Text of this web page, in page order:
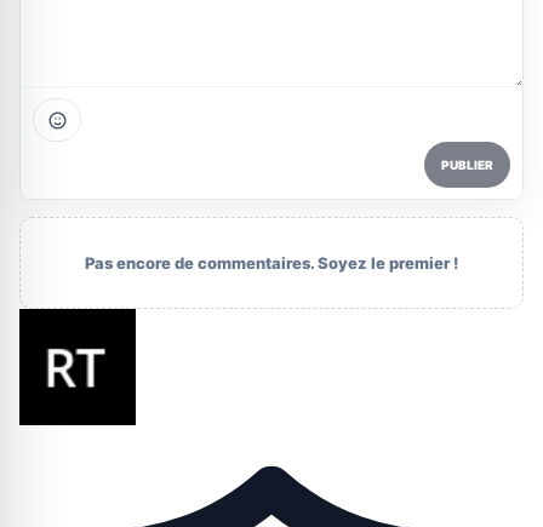
PUBLIER
Pas encore de commentaires. Soyez le premier !